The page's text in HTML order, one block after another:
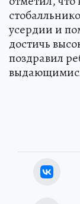
усердии и
достичь
поздравил